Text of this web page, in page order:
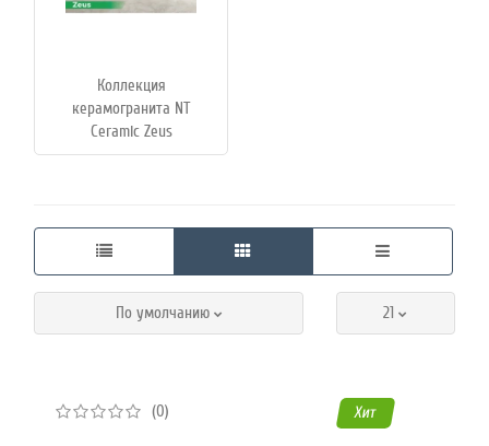
Коллекция
керамогранита NT
Ceramic Zeus
21
По умолчанию
(0) Хит